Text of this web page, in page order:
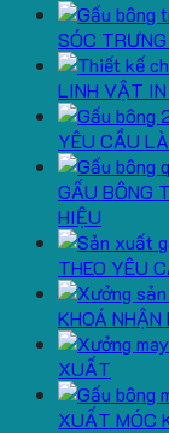
SÓC
LINH VẬT
YÊU CẦU
GẤU BÔNG
HIỆU
THEO YÊU
KHOÁ
XUẤT
XUẤT MÓC